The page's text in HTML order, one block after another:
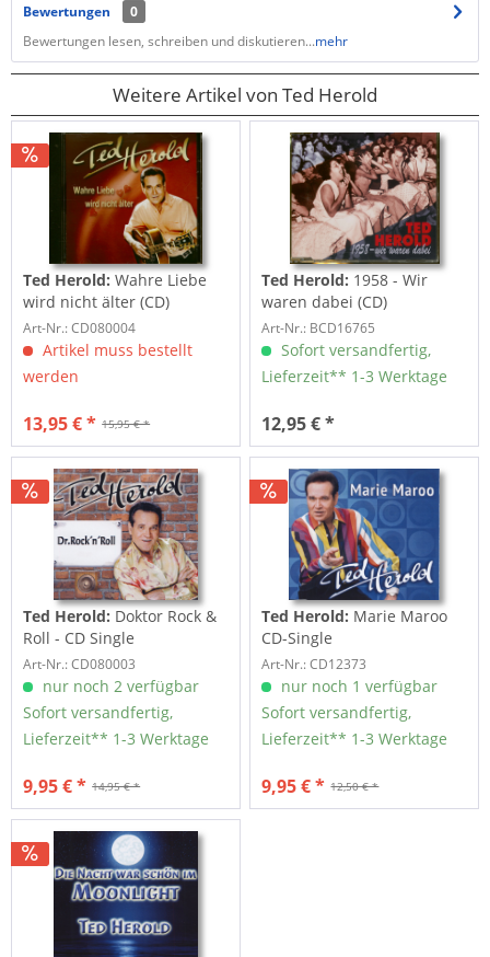
Bewertungen
0
Bewertungen lesen, schreiben und diskutieren...mehr
Weitere Artikel von Ted Herold
Ted Herold: Wahre Liebe
wird nicht älter (CD)
Art-Nr.: CD080004
Artikel muss bestellt
werden
15,95 € *
13,95 € *
Ted Herold: 1958 - Wir
waren dabei (CD)
Art-Nr.: BCD16765
Sofort versandfertig,
Lieferzeit** 1-3 Werktage
12,95 € *
Ted Herold: Doktor Rock &
Roll - CD Single
Art-Nr.: CD080003
nur noch 2 verfügbar
Sofort versandfertig,
Lieferzeit** 1-3 Werktage
14,95 € *
9,95 € *
Ted Herold: Marie Maroo
CD-Single
Art-Nr.: CD12373
nur noch 1 verfügbar
Sofort versandfertig,
Lieferzeit** 1-3 Werktage
12,50 € *
9,95 € *